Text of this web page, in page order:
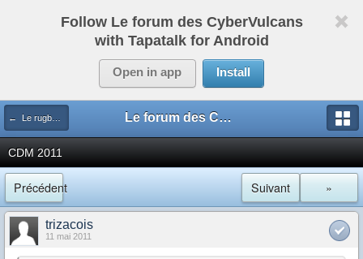
Follow Le forum des CyberVulcans
with Tapatalk for Android
Open in app Install
← Le rugby international Le forum des CyberVulcans
CDM 2011
Précédent »
Suivant
trizacois
11 mai 2011